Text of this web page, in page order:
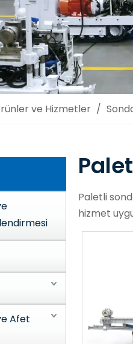
ve Hizmetler /
Afet
Paletli
hizmet